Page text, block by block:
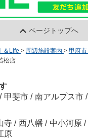
ページトップへ
＆Life > 周辺施設案内 > 甲府市
松店
/ 甲斐市 / 南アルプス市 /
寺 / 西八幡 / 中小河原 /
原